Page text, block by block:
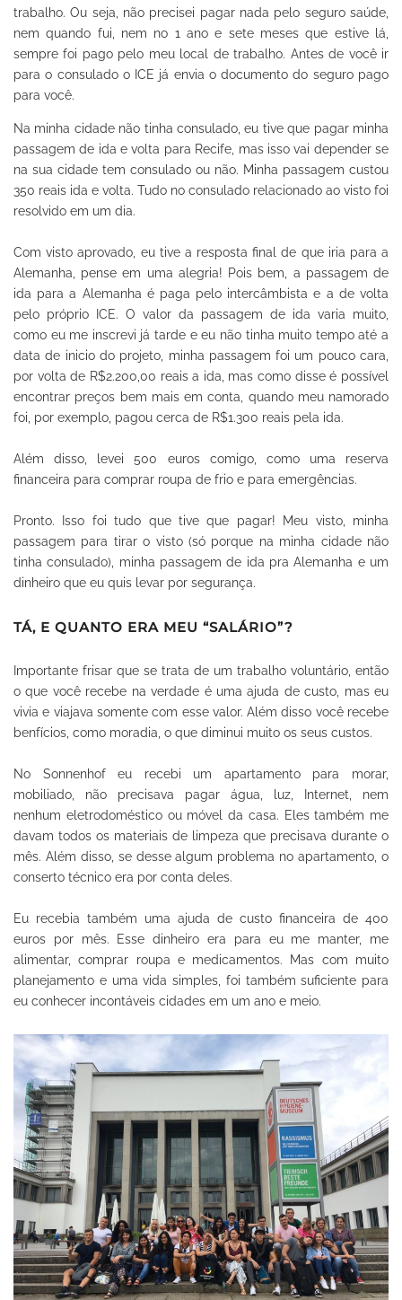
trabalho. Ou seja, não precisei pagar nada pelo seguro saúde,
nem quando fui, nem no 1 ano e sete meses que estive lá,
sempre foi pago pelo meu local de trabalho. Antes de você ir
para o consulado o ICE já envia o documento do seguro pago
para você.
Na minha cidade não tinha consulado, eu tive que pagar minha
passagem de ida e volta para Recife, mas isso vai depender se
na sua cidade tem consulado ou não. Minha passagem custou
350 reais ida e volta. Tudo no consulado relacionado ao visto foi
resolvido em um dia.
Com visto aprovado, eu tive a resposta final de que iria para a
Alemanha, pense em uma alegria! Pois bem, a passagem de
ida para a Alemanha é paga pelo intercâmbista e a de volta
pelo próprio ICE. O valor da passagem de ida varia muito,
como eu me inscrevi já tarde e eu não tinha muito tempo até a
data de inicio do projeto, minha passagem foi um pouco cara,
por volta de R$2.200,00 reais a ida, mas como disse é possível
encontrar preços bem mais em conta, quando meu namorado
foi, por exemplo, pagou cerca de R$1.300 reais pela ida.
Além disso, levei 500 euros comigo, como uma reserva
financeira para comprar roupa de frio e para emergências.
Pronto. Isso foi tudo que tive que pagar! Meu visto, minha
passagem para tirar o visto (só porque na minha cidade não
tinha consulado), minha passagem de ida pra Alemanha e um
dinheiro que eu quis levar por segurança.
TÁ, E QUANTO ERA MEU “SALÁRIO”?
Importante frisar que se trata de um trabalho voluntário, então
o que você recebe na verdade é uma ajuda de custo, mas eu
vivia e viajava somente com esse valor.Além disso você recebe
benfícios, como moradia, o que diminui muito os seus custos.
No Sonnenhof eu recebi um apartamento para morar,
mobiliado, não precisava pagar água, luz, Internet, nem
nenhum eletrodoméstico ou móvel da casa. Eles também me
davam todos os materiais de limpeza que precisava durante o
mês. Além disso, se desse algum problema no apartamento, o
conserto técnico era por conta deles.
Eu recebia também uma ajuda de custo financeira de 400
euros por mês. Esse dinheiro era para eu me manter, me
alimentar, comprar roupa e medicamentos. Mas com muito
planejamento e uma vida simples, foi também suficiente para
eu conhecer incontáveis cidades em um ano e meio.